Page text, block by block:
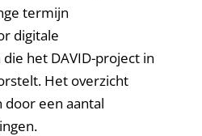
termijn
digitale
het DAVID-project in
Het overzicht
een aantal